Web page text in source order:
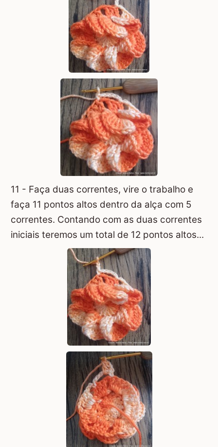
11 - Faça duas correntes, vire o trabalho e
faça 11 pontos altos dentro da alça com 5
correntes. Contando com as duas correntes
iniciais teremos um total de 12 pontos altos...